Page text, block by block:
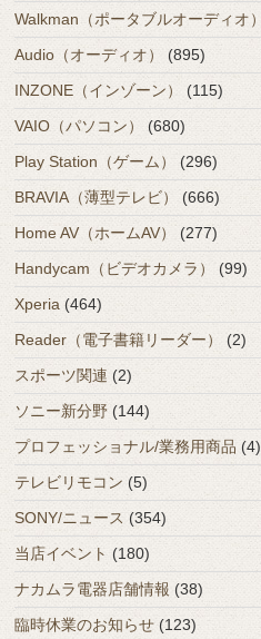
Walkman（ポータブルオーディオ）
Audio（オーディオ）
(895)
INZONE（インゾーン）
(115)
VAIO（パソコン）
(680)
Play Station（ゲーム）
(296)
BRAVIA（薄型テレビ）
(666)
Home AV（ホームAV）
(277)
Handycam（ビデオカメラ）
(99)
Xperia (464)
Reader（電子書籍リーダー）
(2)
スポーツ関連 (2)
ソニー新分野 (144)
プロフェッショナル/業務用商品 (4)
テレビリモコン (5)
SONY/ニュース (354)
当店イベント (180)
ナカムラ電器店舗情報 (38)
臨時休業のお知らせ (123)